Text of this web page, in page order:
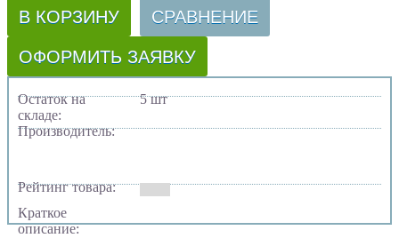
В КОРЗИНУ СРАВНЕНИЕ
ОФОРМИТЬ ЗАЯВКУ
Остаток на
складе:
5 шт
Производитель:
Рейтинг товара:
Краткое
описание: